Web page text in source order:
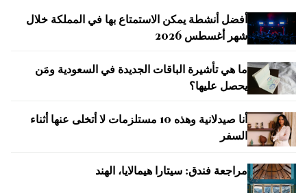
أفضل أنشطة يمكن الاستمتاع بها في المملكة خلال
شهر أغسطس 2026
ما هي تأشيرة الباقات الجديدة في السعودية ومَن
يحصل عليها؟
أنا صيدلانية وهذه 10 مستلزمات لا أتخلى عنها أثناء
السفر
مراجعة فندق: سيتارا هيمالايا، الهند